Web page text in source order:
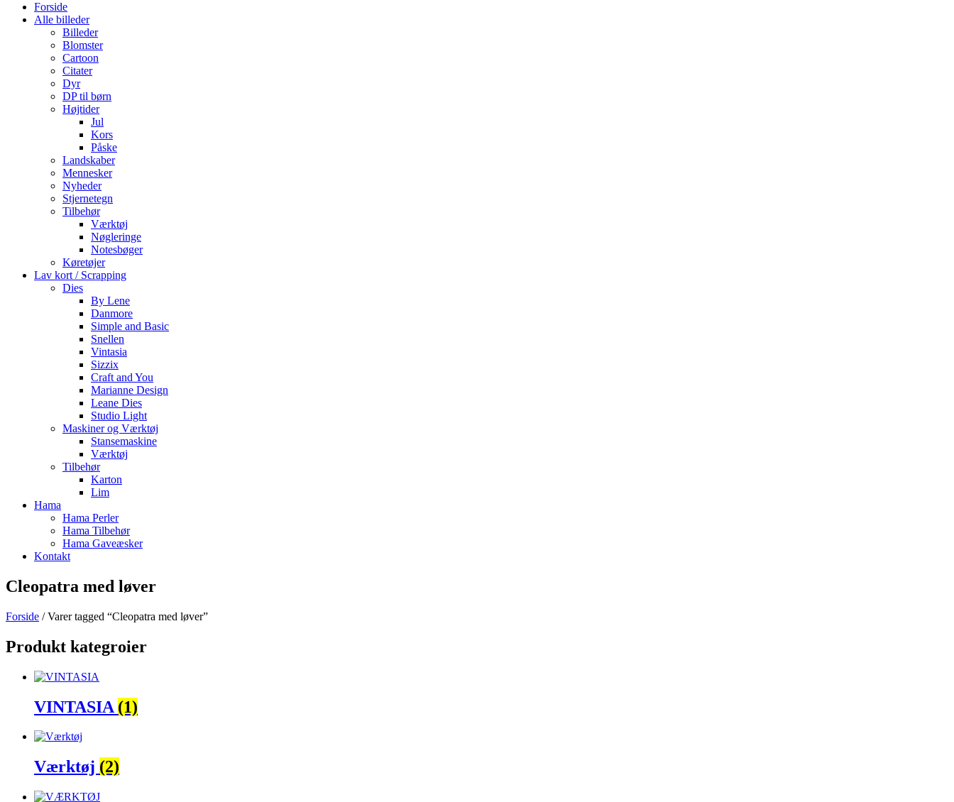
Forside
Alle billeder
Billeder
Blomster
Cartoon
Citater
Dyr
DP til børn
Højtider
Jul
Kors
Påske
Landskaber
Mennesker
Nyheder
Stjernetegn
Tilbehør
Værktøj
Nøgleringe
Notesbøger
Køretøjer
Lav kort / Scrapping
Dies
By Lene
Danmore
Simple and Basic
Snellen
Vintasia
Sizzix
Craft and You
Marianne Design
Leane Dies
Studio Light
Maskiner og Værktøj
Stansemaskine
Værktøj
Tilbehør
Karton
Lim
Hama
Hama Perler
Hama Tilbehør
Hama Gaveæsker
Kontakt
Cleopatra med løver
Forside / Varer tagged “Cleopatra med løver”
Produkt kategroier
VINTASIA (1)
Værktøj (2)